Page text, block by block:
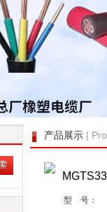
产品展示 |
型 号：